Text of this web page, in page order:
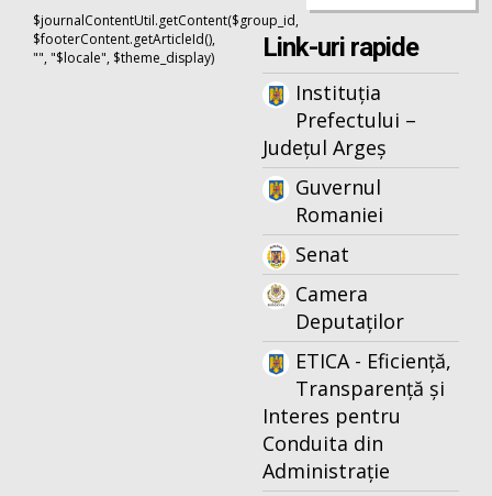
$journalContentUtil.getContent($group_id,
$footerContent.getArticleId(),
"", "$locale", $theme_display)
Link-uri rapide
Instituția
Prefectului –
Județul Argeș
Guvernul
Romaniei
Senat
Camera
Deputaților
ETICA - Eficiență,
Transparență și
Interes pentru
Conduita din
Administrație